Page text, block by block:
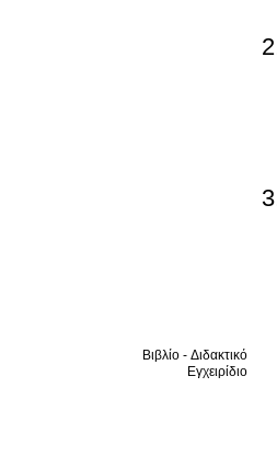
Βιβλίο - Διδακτικό
Εγχειρίδιο